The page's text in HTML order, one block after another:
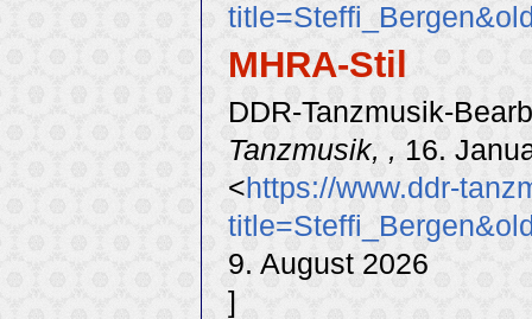
MHRA-Stil
DDR-Tanzmusik-
Tanzmusik, , 16.
<https://www.ddr-
9. August 2026
]